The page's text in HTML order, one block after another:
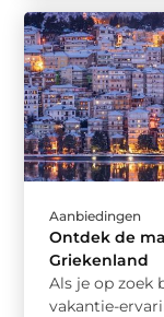
Aanbiedingen
Ontdek de
Griekenland
Als je op zoek
vakantie-